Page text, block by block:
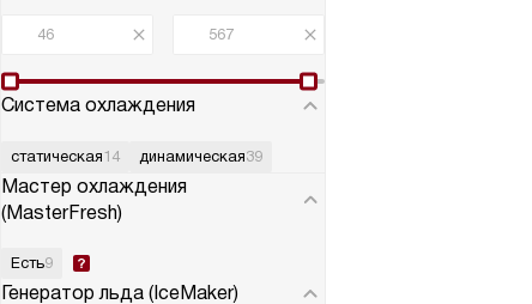
Система охлаждения
статическая14 динамическая39
Мастер охлаждения
(MasterFresh)
Есть9
Генератор льда (IceMaker)